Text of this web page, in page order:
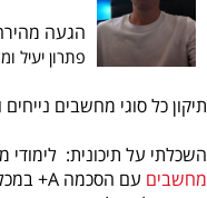
הגעה
פתרון יעיל
תיקון כל סוגי מחשבים
השכלתי על תיכונית:
מחשבים עם הסכמה A+ במכללת רמת גן.